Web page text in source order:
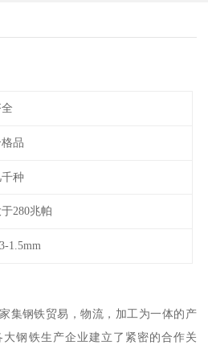
品
千种
280兆帕
1.5mm
集钢铁贸易，物流，加工为一体的产
钢铁生产企业建立了紧密的合作关